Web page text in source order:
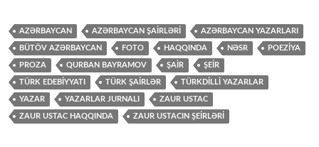
AZƏRBAYCAN AZƏRBAYCAN ŞAİRLƏRİ AZƏRBAYCAN YAZARLARI
BÜTÖV AZƏRBAYCAN FOTO HAQQINDA NƏSR POEZİYA
PROZA QURBAN BAYRAMOV ŞAİR ŞEİR
TÜRK EDEBİYYATI TÜRK ŞAİRLƏR TÜRKDİLLİ YAZARLAR
YAZAR YAZARLAR JURNALI ZAUR USTAC
ZAUR USTAC HAQQINDA ZAUR USTACIN ŞEİRLƏRİ